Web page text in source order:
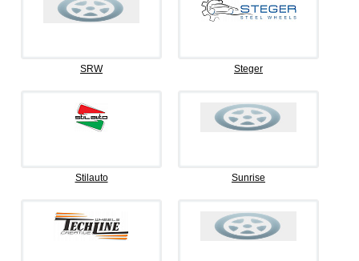
SRW Steger
Stilauto Sunrise